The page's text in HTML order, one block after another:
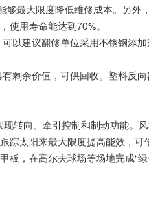
够最大限度降低维修成本。另外
使用寿命能达到70%。
以建议翻修单位采用不锈钢添
剩余价值，可供回收。塑料反
转向、牵引控制和制动功能。
踪太阳来最大限度提高能效，可
，在高尔夫球场等场地完成“绿